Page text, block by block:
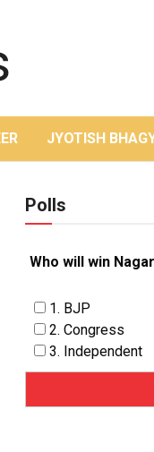
JYOTISH
Polls
Who will win
1. BJP
2. Congress
3. Independent